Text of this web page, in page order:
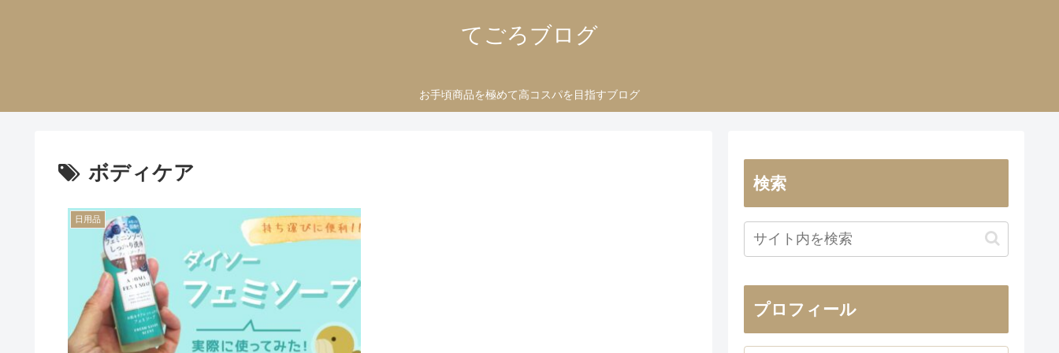
てごろブログ
お手頃商品を極めて高コスパを目指すブログ
ボディケア
日用品
検索
プロフィール